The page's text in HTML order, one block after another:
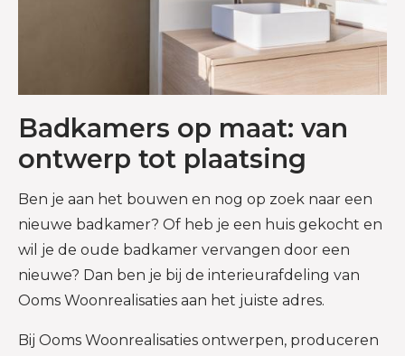
Badkamers op maat: van
ontwerp tot plaatsing
Ben je aan het bouwen en nog op zoek naar een
nieuwe badkamer? Of heb je een huis gekocht en
wil je de oude badkamer vervangen door een
nieuwe? Dan ben je bij de interieurafdeling van
Ooms Woonrealisaties aan het juiste adres.
Bij Ooms Woonrealisaties ontwerpen, produceren